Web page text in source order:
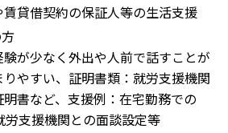
貸借契約の保証人等の生活支援
が少なく外出や人前で話すことが
やすい、証明書類：就労支援機関
書など、支援例：在宅勤務での
労支援機関との面談設定等